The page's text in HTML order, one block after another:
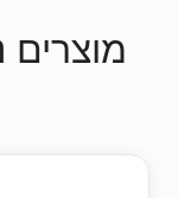
מוצרים